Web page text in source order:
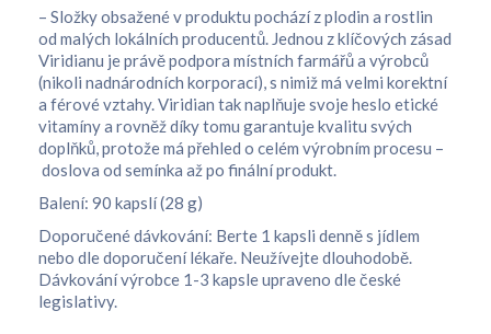
– Složky obsažené v produktu pochází z plodin a rostlin
od malých lokálních producentů. Jednou z klíčových zásad
Viridianu je právě podpora místních farmářů a výrobců
(nikoli nadnárodních korporací), s nimiž má velmi korektní
a férové vztahy. Viridian tak naplňuje svoje heslo etické
vitamínya rovněž díky tomu garantuje kvalitu svých
doplňků, protože má přehled o celém výrobním procesu –
doslova od semínka až po finální produkt.
Balení: 90 kapslí (28 g)
Doporučené dávkování: Berte 1 kapsli denně s jídlem
nebo dle doporučení lékaře. Neužívejte dlouhodobě.
Dávkování výrobce 1-3 kapsle upraveno dle české
legislativy.